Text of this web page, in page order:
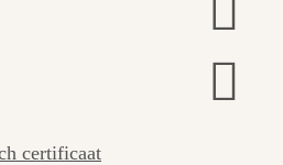
certificaat